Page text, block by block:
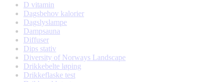
D vitamin
Dagsbehov kalorier
Dagslyslampe
Dampsauna
Diffuser
Dips stativ
Diversity of Norways Landscape
Drikkebelte løping
Drikkeflaske test